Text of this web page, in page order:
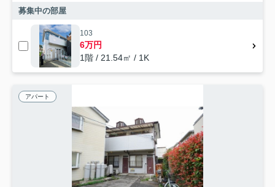
募集中の部屋
103
6万円
1階 / 21.54㎡ / 1K
アパート